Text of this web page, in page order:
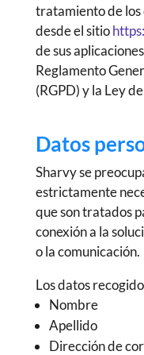
tratamiento de los
desde el sitio
de sus
Reglamento
(RGPD) y la Ley
Datos
Sharvyse
estrictamente
que son tratados
conexión a la
o la comunicación.
Los datos
Nombre
Apellido
Dirección de